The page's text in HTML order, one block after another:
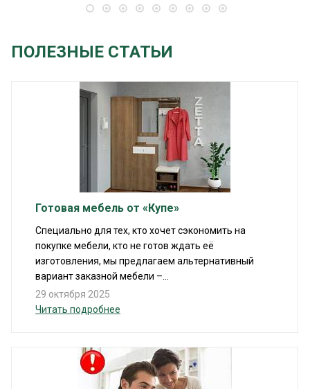
ПОЛЕЗНЫЕ СТАТЬИ
Готовая мебель от «Купе»
Специально для тех, кто хочет сэкономить на
покупке мебели, кто не готов ждать её
изготовления, мы предлагаем альтернативный
вариант заказной мебели –...
29 октября 2025
Читать подробнее